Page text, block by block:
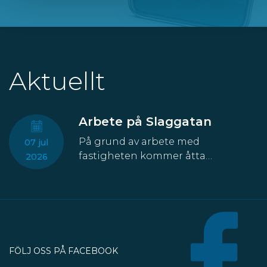
Aktuellt
07 jul
2026
Arbete på Slaggatan
På grund av arbete med
fastigheten kommer åtta
nordöstra sidan av Slaggatan
enligt kartbilden här ovan får
fordon inte stannas eller parkeras
under perioden 13 juli till 30
oktober.
FÖLJ OSS PÅ FACEBOOK